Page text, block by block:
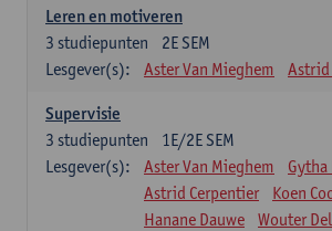
Leren en motiveren
2E SEM
3 studiepunten
Lesgever(s):
Aster Van Mieghem Astrid
Supervisie
1E/2E SEM
3 studiepunten
Lesgever(s):
Aster Van Mieghem
Astrid Cerpentier
Koen
Hanane Dauwe
Wouter